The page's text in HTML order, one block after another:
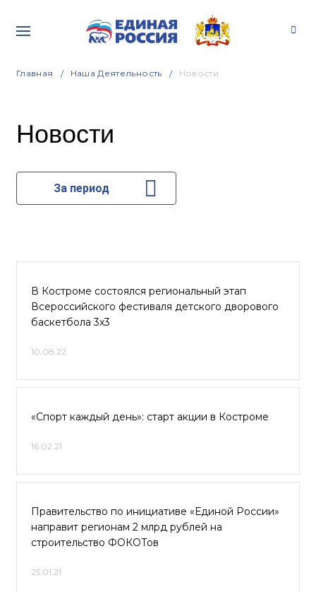
Главная Наша Деятельность Новости
Новости
За период
В Костроме состоялся региональный этап
Всероссийского фестиваля детского дворового
баскетбола 3x3
10.08.22
«Спорт каждый день»: старт акции в Костроме
16.02.21
Правительство по инициативе «Единой России»
направит регионам 2 млрд рублей на
строительство ФОКОТов
25.01.21